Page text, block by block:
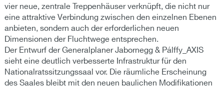
vier neue, zentrale Treppenhäuser verknüpft, die nicht nur
eine attraktive Verbindung zwischen den einzelnen Ebenen
anbieten, sondern auch der erforderlichen neuen
Dimensionen der Fluchtwege entsprechen.
Der Entwurf der Generalplaner Jabornegg & Pálffy_AXIS
sieht eine deutlich verbesserte Infrastruktur für den
Nationalratssitzungssaal vor. Die räumliche Erscheinung
des Saales bleibt mit den neuen baulichen Modifikationen